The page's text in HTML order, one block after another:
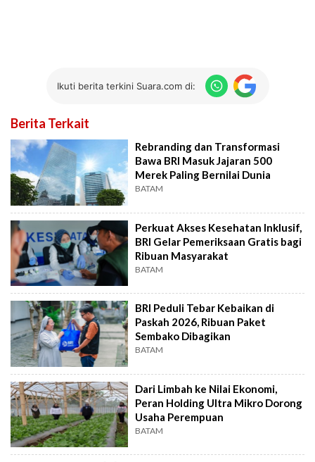
Ikuti berita terkini Suara.com di:
Berita Terkait
Rebranding dan Transformasi
Bawa BRI Masuk Jajaran 500
Merek Paling Bernilai Dunia
BATAM
Perkuat Akses Kesehatan Inklusif,
BRI Gelar Pemeriksaan Gratis bagi
Ribuan Masyarakat
BATAM
BRI Peduli Tebar Kebaikan di
Paskah 2026, Ribuan Paket
Sembako Dibagikan
BATAM
Dari Limbah ke Nilai Ekonomi,
Peran Holding Ultra Mikro Dorong
Usaha Perempuan
BATAM